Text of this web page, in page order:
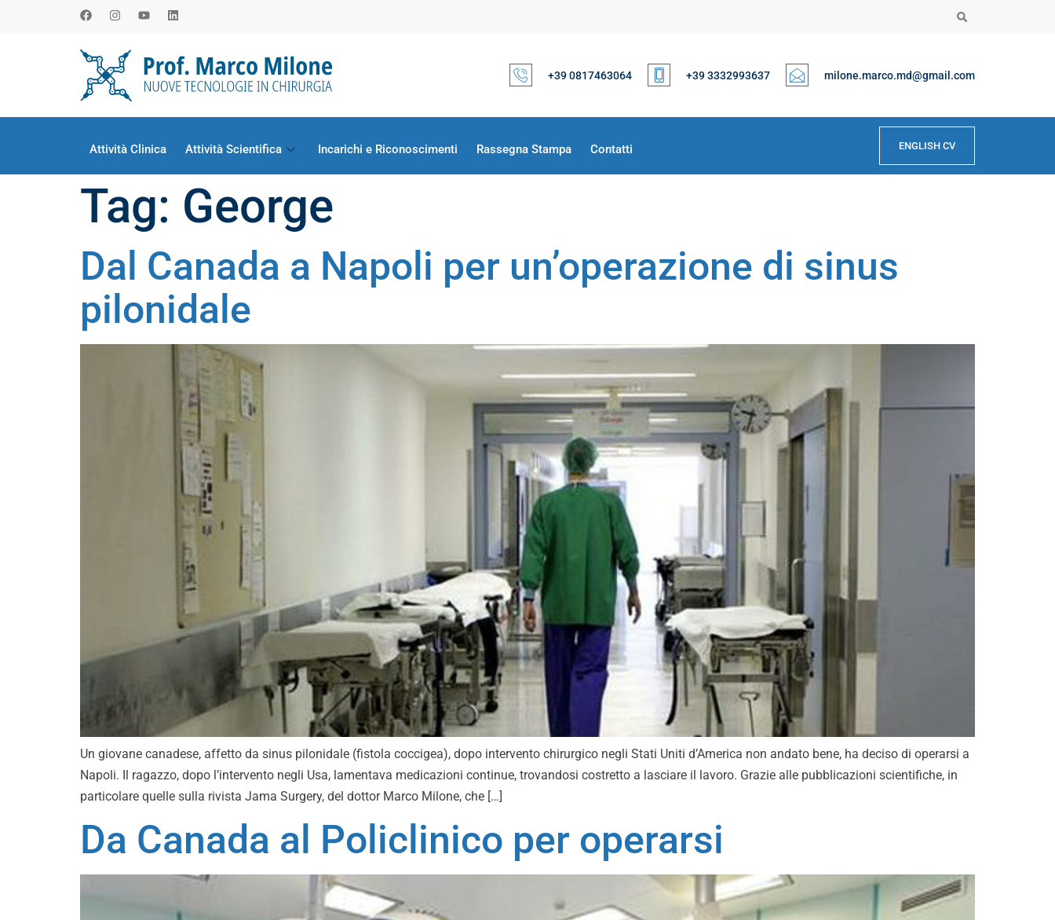
+39 0817463064 +39 3332993637 milone.marco.md@gmail.com
Attività Clinica Attività Scientifica Incarichi e Riconoscimenti Rassegna Stampa Contatti ENGLISH CV
Tag: George
Dal Canada a Napoli per un’operazione di sinus
pilonidale
Un giovane canadese, affetto da sinus pilonidale (fistola coccigea), dopo intervento chirurgico negli Stati Uniti d’America non andato bene, ha deciso di operarsi a
Napoli. Il ragazzo, dopo l’intervento negli Usa, lamentava medicazioni continue, trovandosi costretto a lasciare il lavoro. Grazie alle pubblicazioni scientifiche, in
particolare quelle sulla rivista Jama Surgery, del dottor Marco Milone, che […]
Da Canada al Policlinico per operarsi